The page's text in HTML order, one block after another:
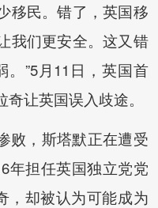
移民。错了，英国移
我们更安全。这又错
。”5月11日，英国首
让英国误入歧途。
败，斯塔默正在遭受
年担任英国独立党党
，却被认为可能成为